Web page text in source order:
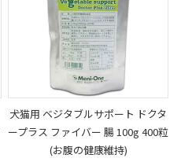
犬猫用 ベジタブルサポート ドクタ
ープラス ファイバー 腸 100g 400粒
(お腹の健康維持)